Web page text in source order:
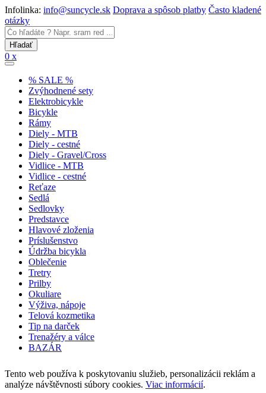
Infolinka: info@suncycle.sk Doprava a spôsob platby Často kladené
otázky
0 x
% SALE %
Zvýhodnené sety
Elektrobicykle
Bicykle
Rámy
Diely - MTB
Diely - cestné
Diely - Gravel/Cross
Vidlice - MTB
Vidlice - cestné
Reťaze
Sedlá
Sedlovky
Predstavce
Hlavové zloženia
Príslušenstvo
Údržba bicykla
Oblečenie
Tretry
Prilby
Okuliare
Výživa, nápoje
Telová kozmetika
Tip na darček
Trenažéry a válce
BAZÁR
Tento web používa k poskytovaniu služieb, personalizácii reklám a
analýze návštěvnosti súbory cookies. Viac informácií.